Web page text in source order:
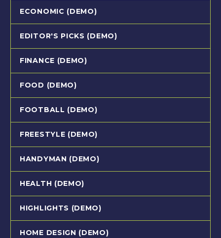
ECONOMIC (DEMO)
EDITOR'S PICKS (DEMO)
FINANCE (DEMO)
FOOD (DEMO)
FOOTBALL (DEMO)
FREESTYLE (DEMO)
HANDYMAN (DEMO)
HEALTH (DEMO)
HIGHLIGHTS (DEMO)
HOME DESIGN (DEMO)